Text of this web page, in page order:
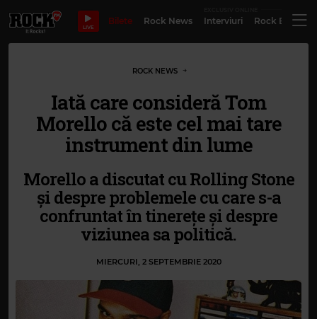
LIVE
Bilete Rock News Interviuri Rock
ROCK NEWS
Iată care consideră Tom
Morello că este cel mai tare
instrument din lume
Morello a discutat cu Rolling Stone
și despre problemele cu care s-a
confruntat în tinerețe și despre
viziunea sa politică.
MIERCURI, 2 SEPTEMBRIE 2020